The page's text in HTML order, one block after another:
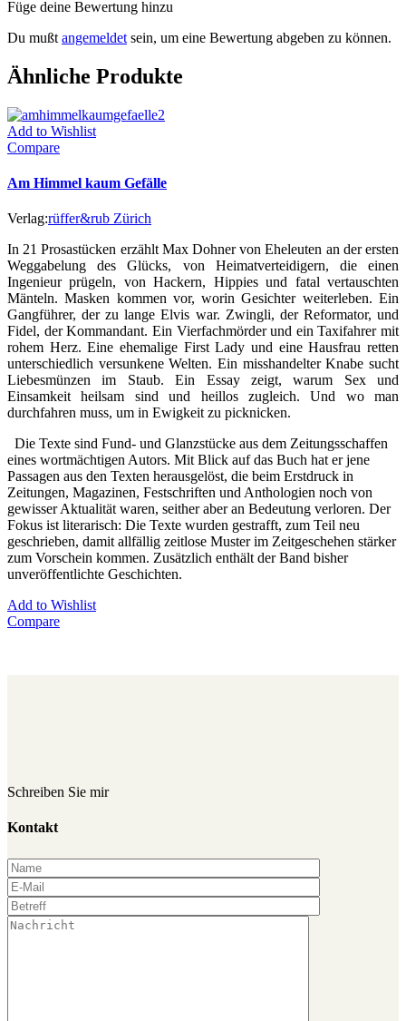
Füge deine Bewertung hinzu
Du mußt angemeldet sein, um eine Bewertung abgeben zu können.
Ähnliche Produkte
Add to Wishlist
Compare
Am Himmel kaum Gefälle
Verlag:rüffer&rub Zürich
In 21 Prosastücken erzählt Max Dohner von Eheleuten an der ersten
Weggabelung des Glücks, von Heimatverteidigern, die einen
Ingenieur prügeln, von Hackern, Hippies und fatal vertauschten
Mänteln. Masken kommen vor, worin Gesichter weiterleben. Ein
Gangführer, der zu lange Elvis war. Zwingli, der Reformator, und
Fidel, der Kommandant. Ein Vierfachmörder und ein Taxifahrer mit
rohem Herz. Eine ehemalige First Lady und eine Hausfrau retten
unterschiedlich versunkene Welten. Ein misshandelter Knabe sucht
Liebesmünzen im Staub. Ein Essay zeigt, warum Sex und
Einsamkeit heilsam sind und heillos zugleich. Und wo man
durchfahren muss, um in Ewigkeit zu picknicken.
Die Texte sind Fund- und Glanzstücke aus dem Zeitungsschaffen
eines wortmächtigen Autors. Mit Blick auf das Buch hat er jene
Passagen aus den Texten herausgelöst, die beim Erstdruck in
Zeitungen, Magazinen, Festschriften und Anthologien noch von
gewisser Aktualität waren, seither aber an Bedeutung verloren. Der
Fokus ist literarisch: Die Texte wurden gestrafft, zum Teil neu
geschrieben, damit allfällig zeitlose Muster im Zeitgeschehen stärker
zum Vorschein kommen. Zusätzlich enthält der Band bisher
unveröffentlichte Geschichten.
Add to Wishlist
Compare
Schreiben Sie mir
Kontakt